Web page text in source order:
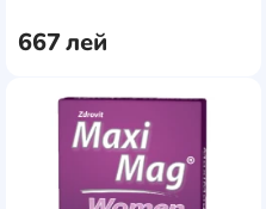
667лей